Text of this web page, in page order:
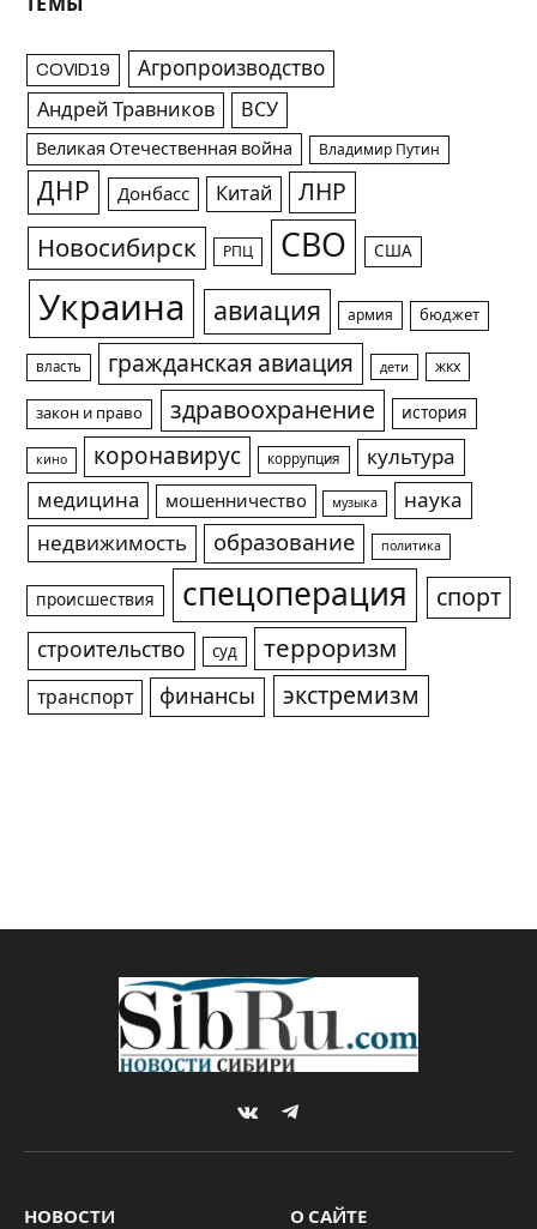
COVID19 Агропроизводство
Андрей Травников ВСУ
Великая Отечественная война Владимир Путин
ДНР Донбасс Китай ЛНР
Новосибирск РПЦ СВО США
Украина авиация армия бюджет
власть гражданская авиация дети жкх
закон и право здравоохранение история
кино коронавирус коррупция
культура
медицина
мошенничество музыка
наука
недвижимость
образование политика
происшествия спецоперация спорт
строительство суд терроризм
транспорт финансы экстремизм
VKontakteTelegram
НОВОСТИ О САЙТЕ